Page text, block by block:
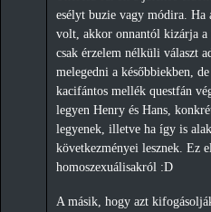
esélyt buzie vagy módira. Ha
volt, akkor onnantól kizárja
csak érzelem nélküli választ
melegedni a későbbiekben,
kacifántos mellék questfán
legyen Henry és Hans,
legyenek, illetve ha így is
következményei lesznek. Ez
homoszexuálisakról :D
A másik, hogy azt